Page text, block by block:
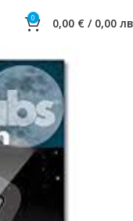
0 0,00 € / 0,00